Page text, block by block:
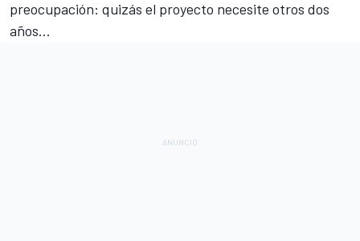
preocupación: quizás el proyecto necesite otros dos
años...